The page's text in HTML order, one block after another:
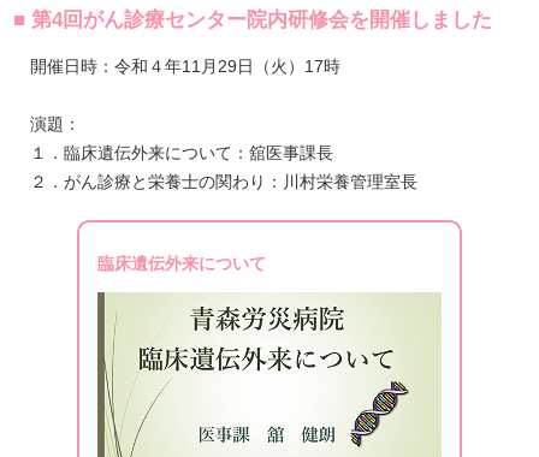
■ 第4回がん診療センター院内研修会を開催しました
開催日時：令和４年11月29日（火）17時
演題：
１．臨床遺伝外来について：舘医事課長
２．がん診療と栄養士の関わり：川村栄養管理室長
臨床遺伝外来について